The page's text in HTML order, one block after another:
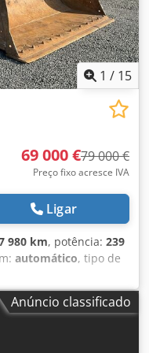
1 / 15
69 000 €79 000 €
Preço fixo acresce IVA
Ligar
980 km, potência: 239
automático, tipo de
ar
= - Ar-
Anúncio classificado